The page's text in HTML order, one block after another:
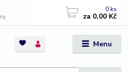
Menu
0 ks
za 0,00 Kč